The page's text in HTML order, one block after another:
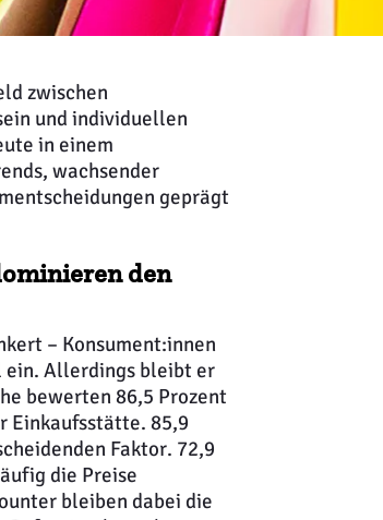
zwischen
und individuellen
in einem
wachsender
geprägt
den
– Konsument:innen
ein. Allerdings bleibt er
bewerten 86,5 Prozent
Einkaufsstätte. 85,9
Faktor. 72,9
die Preise
bleiben dabei die